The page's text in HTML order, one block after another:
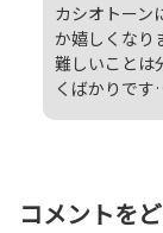
カシオトーン
か嬉しくなり
難しいことは
くばかりで
コメントを